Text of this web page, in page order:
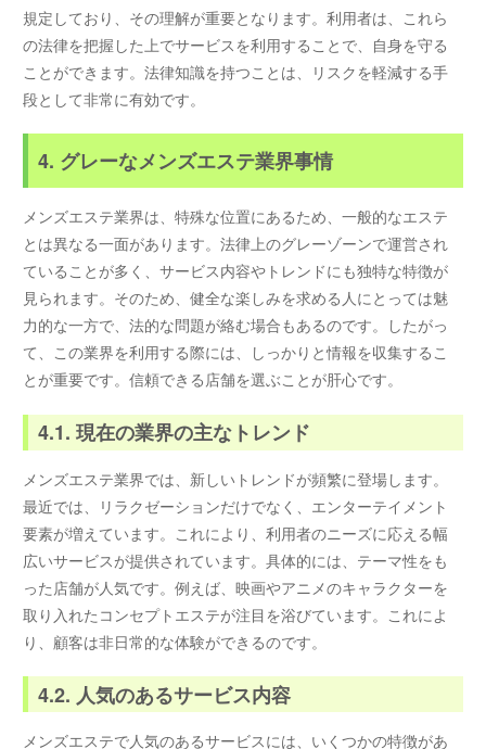
規定しており、その理解が重要となります。利用者は、これら
の法律を把握した上でサービスを利用することで、自身を守る
ことができます。法律知識を持つことは、リスクを軽減する手
段として非常に有効です。
4. グレーなメンズエステ業界事情
メンズエステ業界は、特殊な位置にあるため、一般的なエステ
とは異なる一面があります。法律上のグレーゾーンで運営され
ていることが多く、サービス内容やトレンドにも独特な特徴が
見られます。そのため、健全な楽しみを求める人にとっては魅
力的な一方で、法的な問題が絡む場合もあるのです。したがっ
て、この業界を利用する際には、しっかりと情報を収集するこ
とが重要です。信頼できる店舗を選ぶことが肝心です。
4.1. 現在の業界の主なトレンド
メンズエステ業界では、新しいトレンドが頻繁に登場します。
最近では、リラクゼーションだけでなく、エンターテイメント
要素が増えています。これにより、利用者のニーズに応える幅
広いサービスが提供されています。具体的には、テーマ性をも
った店舗が人気です。例えば、映画やアニメのキャラクターを
取り入れたコンセプトエステが注目を浴びています。これによ
り、顧客は非日常的な体験ができるのです。
4.2. 人気のあるサービス内容
メンズエステで人気のあるサービスには、いくつかの特徴があ